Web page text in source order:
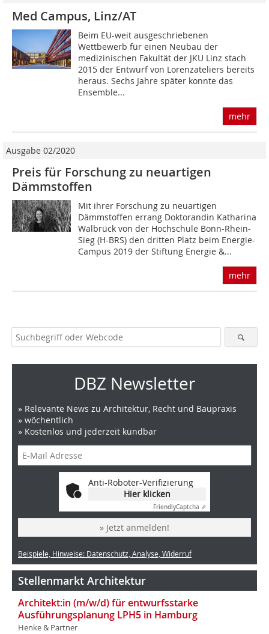
Med Campus, Linz/AT
Beim EU-weit ausgeschriebenen
Wettbewerb für einen Neubau der
medizinischen Fakultät der JKU Linz stach
2015 der Entwurf von Lorenzateliers bereits
heraus. Sechs Jahre später konnte das
Ensemble...
mehr
Ausgabe 02/2020
Preis für Forschung zu neuartigen
Dämmstoffen
Mit ihrer Forschung zu neuartigen
Dämmstoffen errang Doktorandin Katharina
Walbrück von der Hochschule Bonn-Rhein-
Sieg (H-BRS) den dritten Platz beim Energie-
Campus 2019 der Stiftung Energie &...
mehr
DBZ Newsletter
» Relevante News zu Architektur, Recht und Baupraxis
» wöchentlich
» Kostenlos und jederzeit kündbar
Anti-Roboter-Verifizierung
Hier klicken
FriendlyCaptcha ⇗
» Jetzt anmelden!
Beispiele, Hinweise: Datenschutz, Analyse, Widerruf
Stellenmarkt Architektur
Architekt:in (m/w/d) für entwurfsstarke
Ausführungsplanung LPH5 in Hamburg
Henke & Partner